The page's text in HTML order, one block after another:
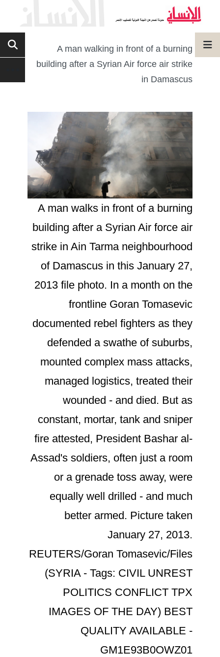
A man walking in front of a burning
building after a Syrian Air force air strike
in Damascus
A man walks in front of a burning
building after a Syrian Air force air
strike in Ain Tarma neighbourhood
of Damascus in this January 27,
2013 file photo. In a month on the
frontline Goran Tomasevic
documented rebel fighters as they
defended a swathe of suburbs,
mounted complex mass attacks,
managed logistics, treated their
wounded - and died. But as
constant, mortar, tank and sniper
fire attested, President Bashar al-
Assad's soldiers, often just a room
or a grenade toss away, were
equally well drilled - and much
better armed. Picture taken
January 27, 2013.
REUTERS/Goran Tomasevic/Files
(SYRIA - Tags: CIVIL UNREST
POLITICS CONFLICT TPX
IMAGES OF THE DAY) BEST
QUALITY AVAILABLE -
GM1E93B0OWZ01